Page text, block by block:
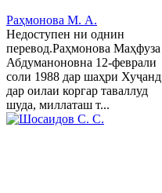
Раҳмонова М. А.
Недоступен ни однин
перевод.Раҳмонова Маҳфуза
Абдуманоновна 12-феврали
соли 1988 дар шаҳри Хуҷанд
дар оилаи коргар таваллуд
шуда, миллаташ т...